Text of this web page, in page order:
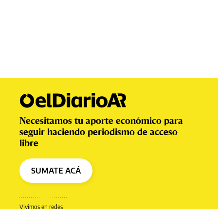
Vivimos en redes
Necesitamos tu aporte económico para
seguir haciendo periodismo de acceso
libre
SUMATE ACÁ